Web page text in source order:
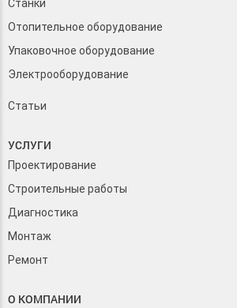
Станки
Отопительное оборудование
Упаковочное оборудование
Электрооборудование
Статьи
УСЛУГИ
Проектирование
Строительные работы
Диагностика
Монтаж
Ремонт
О КОМПАНИИ